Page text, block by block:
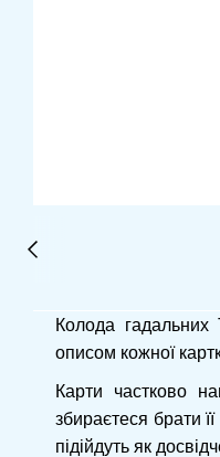
Колода
описом кожної
Карти частково
збираєтеся брати
підійдуть як